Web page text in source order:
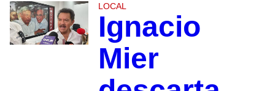
LOCAL
Ignacio
Mier